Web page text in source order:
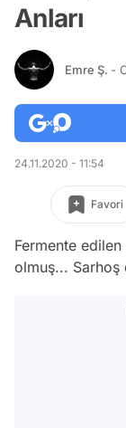
Anları
Emre Ş. -
24.11.2020 - 11:54
Favori
Fermente
olmuş... Sarhoş